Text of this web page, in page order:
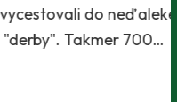
do neďalekej
Takmer 700…